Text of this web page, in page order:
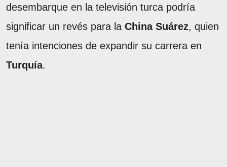
desembarque en la televisión turca podría
significar un revés para la China Suárez, quien
tenía intenciones de expandir su carrera en
Turquía.